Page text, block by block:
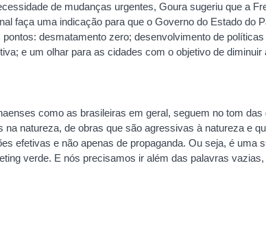
de mudanças urgentes, Goura sugeriu que a
faça uma indicação para que o Governo do Estado do
desmatamento zero; desenvolvimento de
e um olhar para as cidades com o objetivo de diminuir
como as brasileiras em geral, seguem no tom
na natureza, de obras que são agressivas à natureza e
efetivas e não apenas de propaganda. Ou seja, é uma
verde. E nós precisamos ir além das palavras